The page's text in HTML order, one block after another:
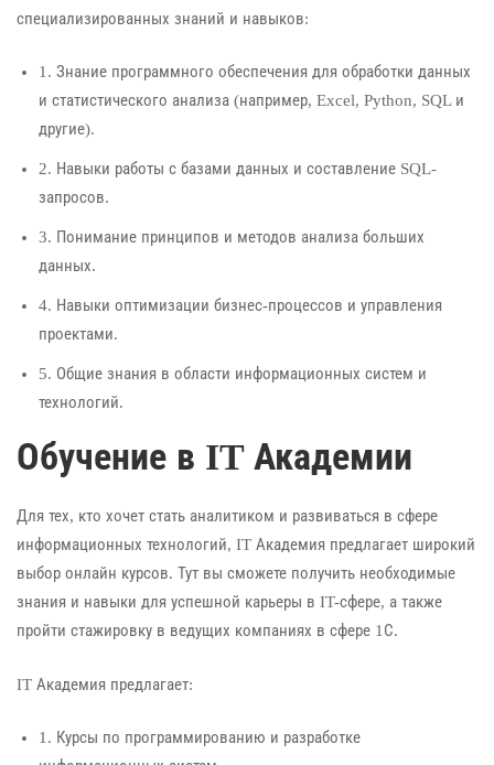
специализированных знаний и навыков:
1. Знание программного обеспечения для обработки данных
и статистического анализа (например, Excel, Python, SQL и
другие).
2. Навыки работы с базами данных и составление SQL-
запросов.
3. Понимание принципов и методов анализа больших
данных.
4. Навыки оптимизации бизнес-процессов и управления
проектами.
5. Общие знания в области информационных систем и
технологий.
Обучение в IT Академии
Для тех, кто хочет стать аналитиком и развиваться в сфере
информационных технологий, IT Академия предлагает широкий
выбор онлайн курсов. Тут вы сможете получить необходимые
знания и навыки для успешной карьеры в IT-сфере, а также
пройти стажировку в ведущих компаниях в сфере 1С.
IT Академия предлагает:
1. Курсы по программированию и разработке